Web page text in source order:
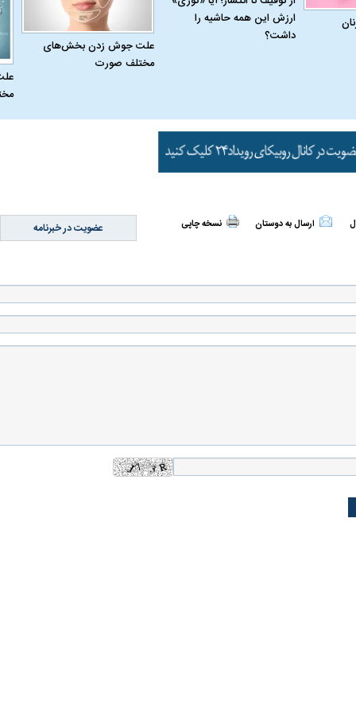
ارزش این همه حاشیه را
داشت؟
علت جوش زدن بخش‌های
مختلف صورت
ارسال به دوستان نسخه چاپی عضویت در خبرنامه
یک سلسله |
شاه در ایران
ریشه‌های عزاداری ماه محرم در فرهنگ
و تاریخ ایران
عزاداری ماه
انجام می‌شد؟